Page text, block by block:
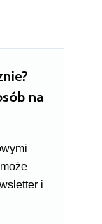
na
i